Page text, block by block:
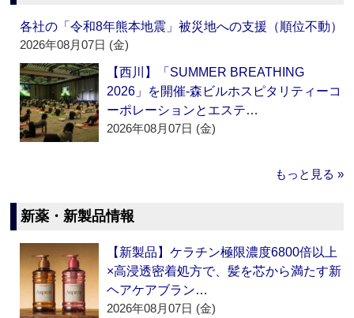
各社の「令和8年熊本地震」被災地への支援（順位不動）
2026年08月07日 (金)
【西川】「SUMMER BREATHING
2026」を開催‐森ビルホスピタリティーコ
ーポレーションとエステ…
2026年08月07日 (金)
もっと見る »
新薬・新製品情報
【新製品】ケラチン極限濃度6800倍以上
×高浸透密着処方で、髪を芯から満たす新
ヘアケアブラン…
2026年08月07日 (金)